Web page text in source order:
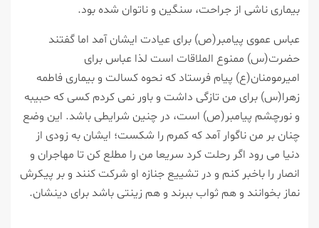
بیماری ناشی از جراحت، سنگین و ناتوان شده بود.
عباس عموی پیامبر(ص) برای عیادت ایشان آمد اما گفتند
حضرت(س) ممنوع الملاقات است لذا عباس برای
امیرمومنان(ع) پیام فرستاد كه نحوه كسالت و بیماری فاطمه
زهرا(س) برای من تازگی داشت و باور نمی كردم كسی كه حبیبه
و نورچشم پیامبر(ص) است، در چنین شرایطی باشد. این وضع
چنان بر من ناگوار آمد كه كمرم را شكست؛ ایشان به زودی از
دنیا می رود اگر رحلت كرد سریعا من را مطلع كن تا مهاجران و
انصار را باخبر كنم و در تشییع جنازه او شركت كنند و بر پیكرش
نماز بخوانند و هم ثواب ببرند و هم زینتی باشد برای دینشان.